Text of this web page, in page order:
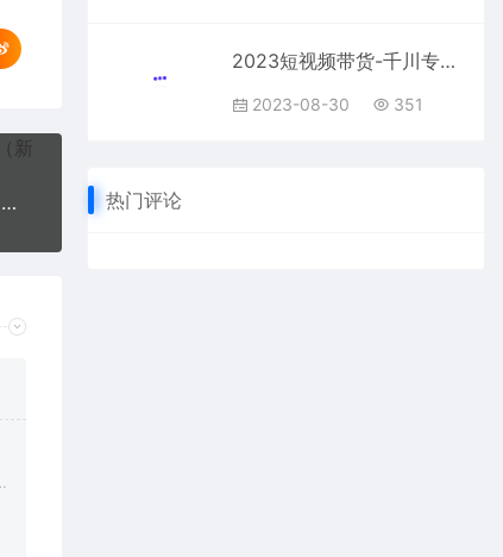
言团队1980无人直播核心教程：起号+搭建+软件工具+插件+素材+话术等等
2023短视频带货-千川专业投放课，精细化专业投放，计划纠正，提升ROI
2023-08-30 351
热门评论